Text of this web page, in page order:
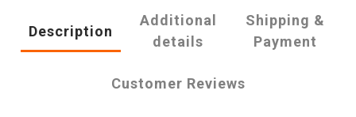
Description
Additional
details
Shipping &
Payment
Customer Reviews